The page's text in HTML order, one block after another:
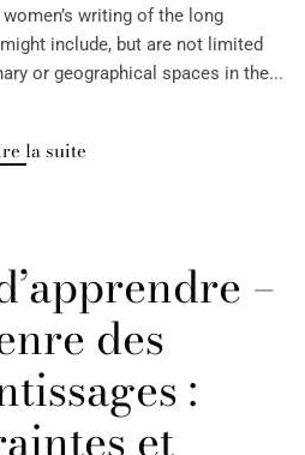
writing of the long
include, but are not limited
or geographical spaces in the...
la suite
–
des
: